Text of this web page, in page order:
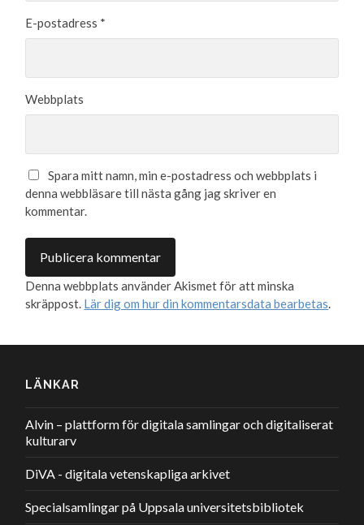
E-postadress *
Webbplats
Spara mitt namn, min e-postadress och webbplats i
denna webbläsare till nästa gång jag skriver en
kommentar.
Denna webbplats använder Akismet för att minska
skräppost. Lär dig om hur din kommentarsdata bearbetas.
LÄNKAR
Alvin – plattform för digitala samlingar och digitaliserat
kulturarv
DiVA - digitala vetenskapliga arkivet
Specialsamlingar på Uppsala universitetsbibliotek